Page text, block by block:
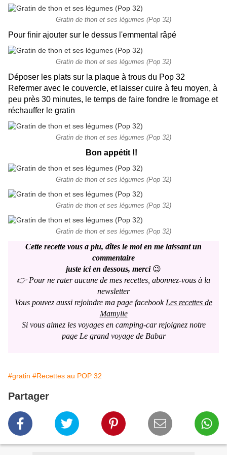
Gratin de thon et ses légumes (Pop 32)
Pour finir ajouter sur le dessus l'emmental râpé
Gratin de thon et ses légumes (Pop 32)
Déposer les plats sur la plaque à trous du Pop 32
Refermer avec le couvercle, et laisser cuire à feu moyen, à
peu près 30 minutes, le temps de faire fondre le fromage et
réchauffer le gratin
Gratin de thon et ses légumes (Pop 32)
Bon appétit !!
Gratin de thon et ses légumes (Pop 32)
Gratin de thon et ses légumes (Pop 32)
Gratin de thon et ses légumes (Pop 32)
Cette recette vous a plu, dîtes le moi en me laissant un
commentaire
juste ici en dessous, merci 😉
👉 Pour ne rater aucune de mes recettes, abonnez-vous à la
newsletter
Vous pouvez aussi rejoindre ma page facebook Les recettes de
Mamylie
Si vous aimez les voyages en camping-car rejoignez notre
page Le grand voyage de Babar
#gratin #Recettes au POP 32
Partager